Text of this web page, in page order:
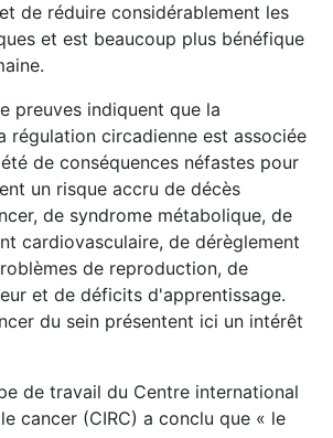
de réduire considérablement les
et est beaucoup plus bénéfique
preuves indiquent que la
régulation circadienne est associée
de conséquences néfastes pour
un risque accru de décès
de syndrome métabolique, de
cardiovasculaire, de dérèglement
de reproduction, de
et de déficits d'apprentissage.
du sein présentent ici un intérêt
de travail du Centre international
cancer (CIRC) a conclu que « le